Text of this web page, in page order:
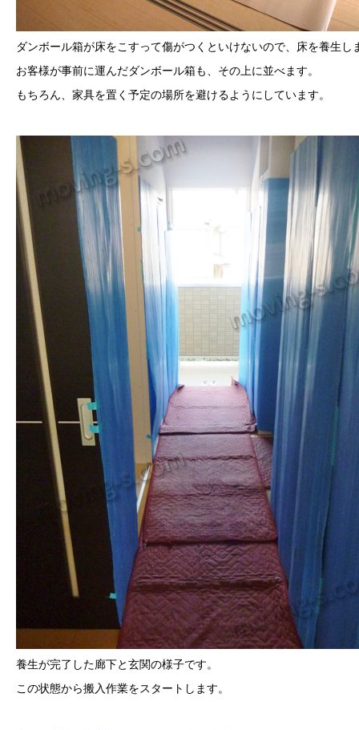
ダンボール箱が床をこすって傷がつくといけないので、床を養生し
お客様が事前に運んだダンボール箱も、その上に並べます。
もちろん、家具を置く予定の場所を避けるようにしています。
養生が完了した廊下と玄関の様子です。
この状態から搬入作業をスタートします。